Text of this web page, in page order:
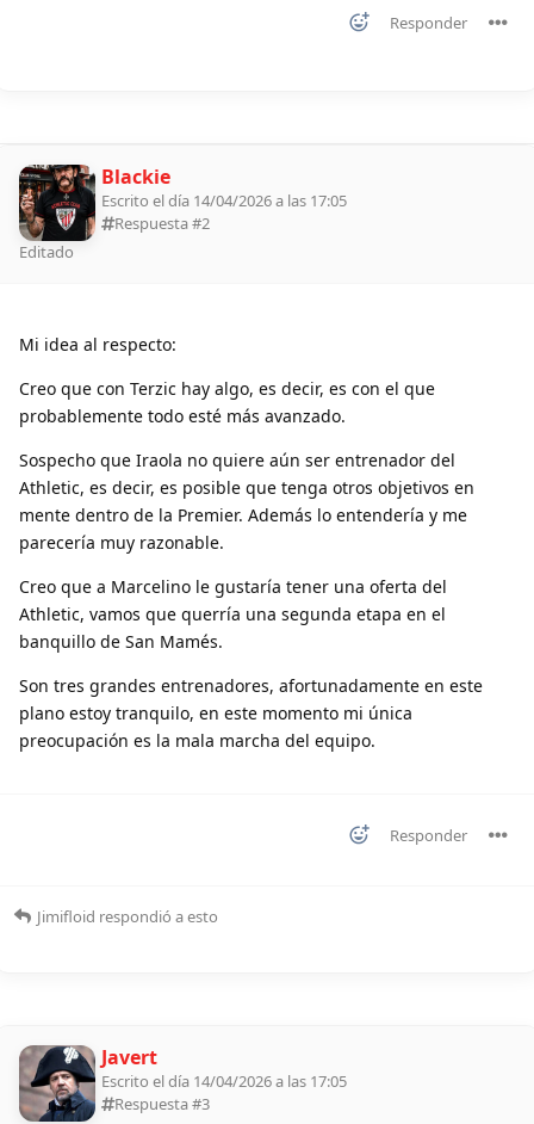
Responder
Blackie
Escrito el día 14/04/2026 a las 17:05
Respuesta #2
Editado
Mi idea al respecto:
Creo que con Terzic hay algo, es decir, es con el que
probablemente todo esté más avanzado.
Sospecho que Iraola no quiere aún ser entrenador del
Athletic, es decir, es posible que tenga otros objetivos en
mente dentro de la Premier. Además lo entendería y me
parecería muy razonable.
Creo que a Marcelino le gustaría tener una oferta del
Athletic, vamos que querría una segunda etapa en el
banquillo de San Mamés.
Son tres grandes entrenadores, afortunadamente en este
plano estoy tranquilo, en este momento mi única
preocupación es la mala marcha del equipo.
Responder
Jimifloid respondió a esto
Javert
Escrito el día 14/04/2026 a las 17:05
Respuesta #3